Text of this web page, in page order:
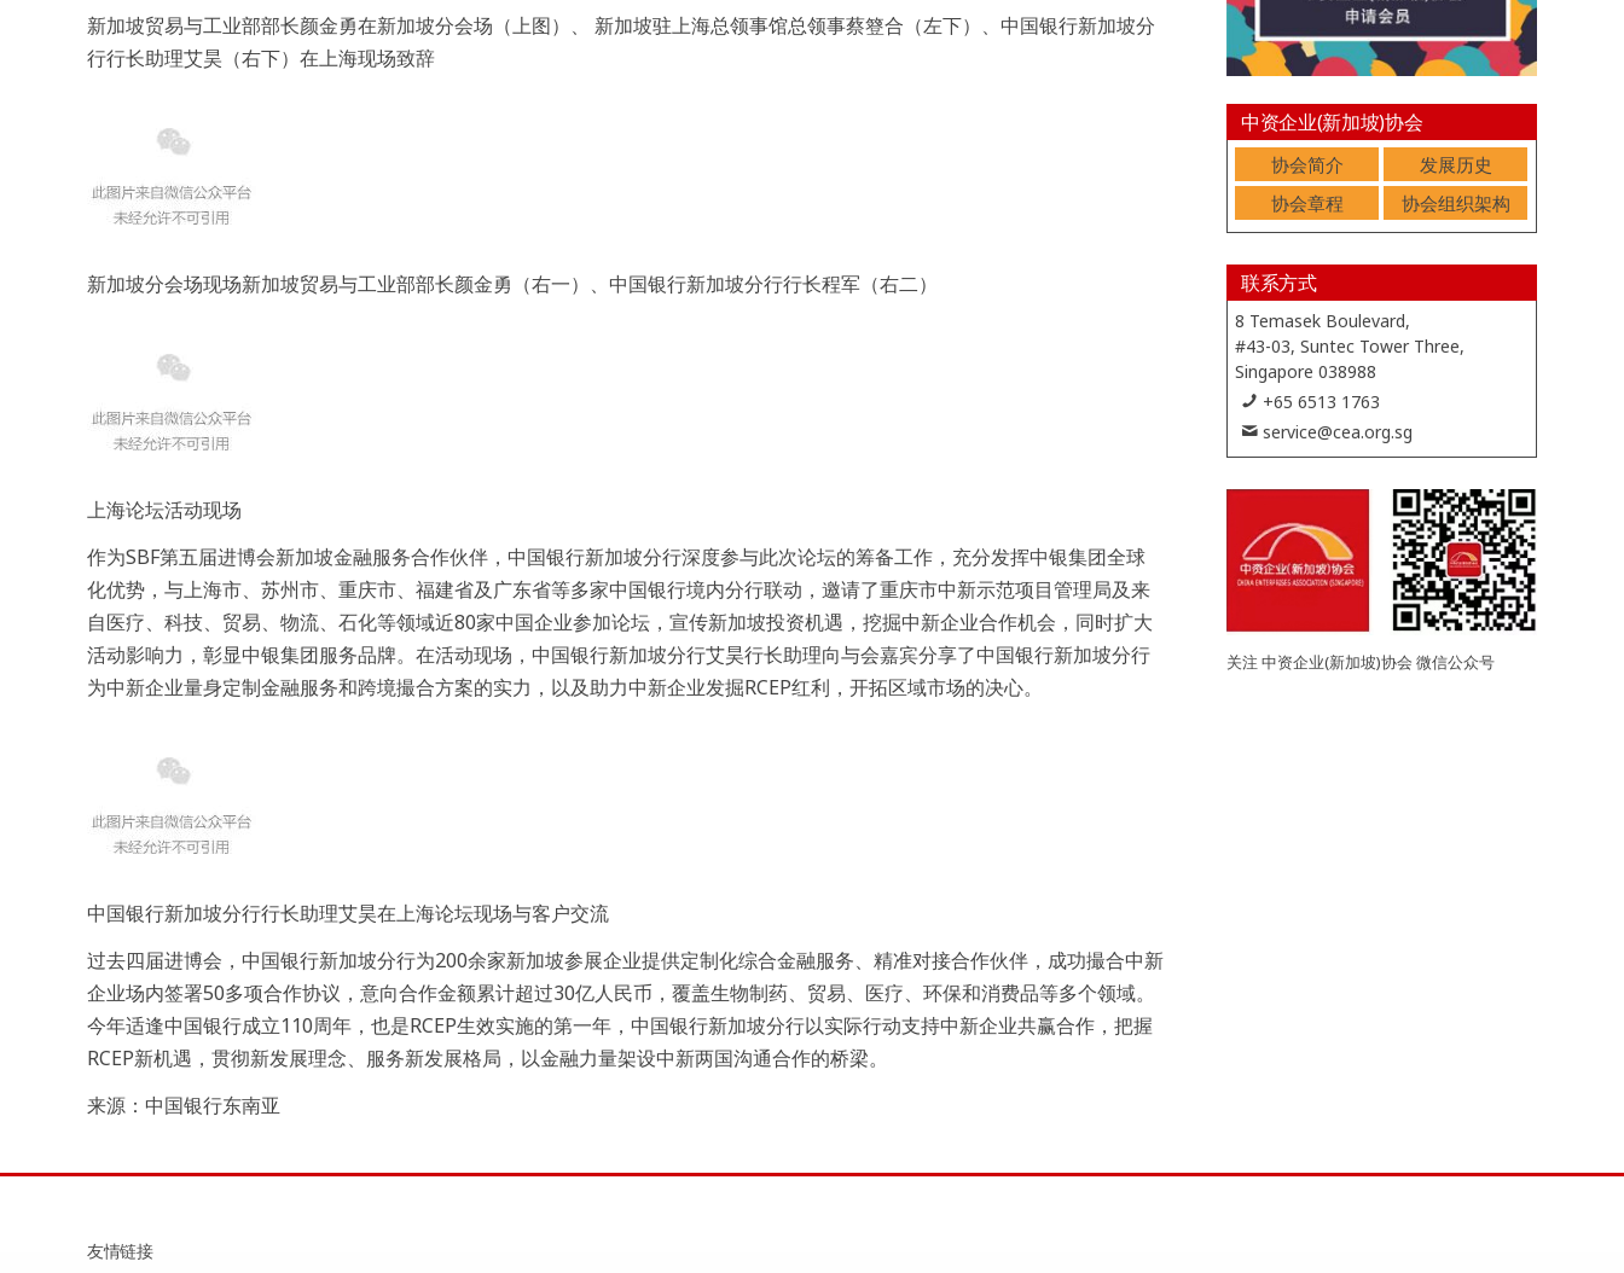
新加坡贸易与工业部部长颜金勇在新加坡分会场（上图）、 新加坡驻上海总领事馆总领事蔡簦合（左下）、中国银行新加坡分
行行长助理艾昊（右下）在上海现场致辞
新加坡分会场现场新加坡贸易与工业部部长颜金勇（右一）、中国银行新加坡分行行长程军（右二）
上海论坛活动现场
作为SBF第五届进博会新加坡金融服务合作伙伴，中国银行新加坡分行深度参与此次论坛的筹备工作，充分发挥中银集团全球
化优势，与上海市、苏州市、重庆市、福建省及广东省等多家中国银行境内分行联动，邀请了重庆市中新示范项目管理局及来
自医疗、科技、贸易、物流、石化等领域近80家中国企业参加论坛，宣传新加坡投资机遇，挖掘中新企业合作机会，同时扩大
活动影响力，彰显中银集团服务品牌。在活动现场，中国银行新加坡分行艾昊行长助理向与会嘉宾分享了中国银行新加坡分行
为中新企业量身定制金融服务和跨境撮合方案的实力，以及助力中新企业发掘RCEP红利，开拓区域市场的决心。
中国银行新加坡分行行长助理艾昊在上海论坛现场与客户交流
过去四届进博会，中国银行新加坡分行为200余家新加坡参展企业提供定制化综合金融服务、精准对接合作伙伴，成功撮合中新
企业场内签署50多项合作协议，意向合作金额累计超过30亿人民币，覆盖生物制药、贸易、医疗、环保和消费品等多个领域。
今年适逢中国银行成立110周年，也是RCEP生效实施的第一年，中国银行新加坡分行以实际行动支持中新企业共赢合作，把握
RCEP新机遇，贯彻新发展理念、服务新发展格局，以金融力量架设中新两国沟通合作的桥梁。
来源：中国银行东南亚
中资企业(新加坡)协会
协会简介
发展历史
协会章程
协会组织架构
联系方式
8 Temasek Boulevard,
#43-03, Suntec Tower Three,
Singapore 038988
+65 6513 1763
service@cea.org.sg
关注 中资企业(新加坡)协会 微信公众号
友情链接